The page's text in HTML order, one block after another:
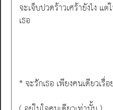
จะเจ็บปวดร้าวเศร้ายังไง แต่
เธอ
* จะรักเธอ เพียงคนเดียวเรื่อ